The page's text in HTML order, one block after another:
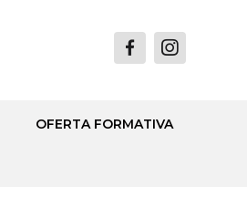
OFERTA FORMATIVA